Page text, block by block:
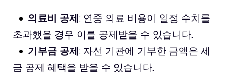
의료비 공제: 연중 의료 비용이 일정 수치를
초과했을 경우 이를 공제받을 수 있습니다.
기부금 공제: 자선 기관에 기부한 금액은 세
금 공제 혜택을 받을 수 있습니다.